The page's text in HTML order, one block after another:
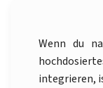
Wenn du
integrieren,